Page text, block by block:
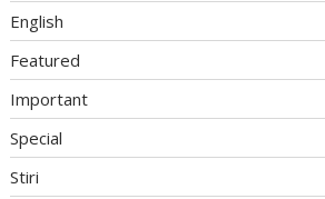
English
Featured
Important
Special
Stiri